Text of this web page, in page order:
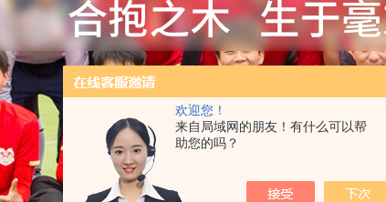
欢迎您！
来自局域网的朋友！有什么可以帮
助您的吗？